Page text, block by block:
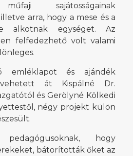
sajátosságainak
arra, hogy a mese és a
alkotnak egységet. Az
felfedezhető volt valami
emléklapot és ajándék
vehetett át Kispálné Dr.
és Gerölyné Kölkedi
négy projekt külön
hogy
bátorították őket az